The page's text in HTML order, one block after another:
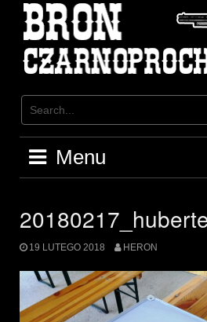
content
Menu
19 LUTEGO 2018 HERON